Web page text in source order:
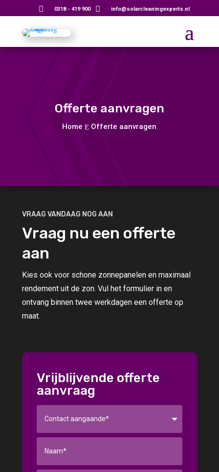
 0318 - 419 900  info@solarcleaningexperts.nl
Offerte aanvragen
Home E Offerte aanvragen
VRAAG VANDAAG NOG AAN
Vraag nu een offerte
aan
Kies ook voor schone zonnepanelen en maximaal
rendement uit de zon. Vul het formulier in en
ontvang binnen twee werkdagen een offerte op
maat.
Vrijblijvende offerte
aanvraag